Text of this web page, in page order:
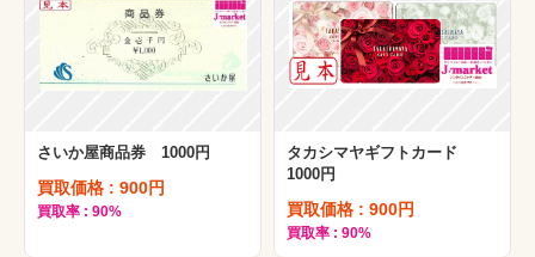
さいか屋商品券 1000円
買取価格 : 900円
買取率 : 90%
タカシマヤギフトカード
1000円
買取価格 : 900円
買取率 : 90%